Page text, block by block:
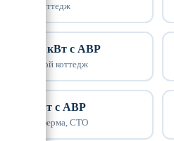
дом, коттедж
13-15 кВт с АВР
большой коттедж
25 кВт с АВР
кафе, ферма, СТО